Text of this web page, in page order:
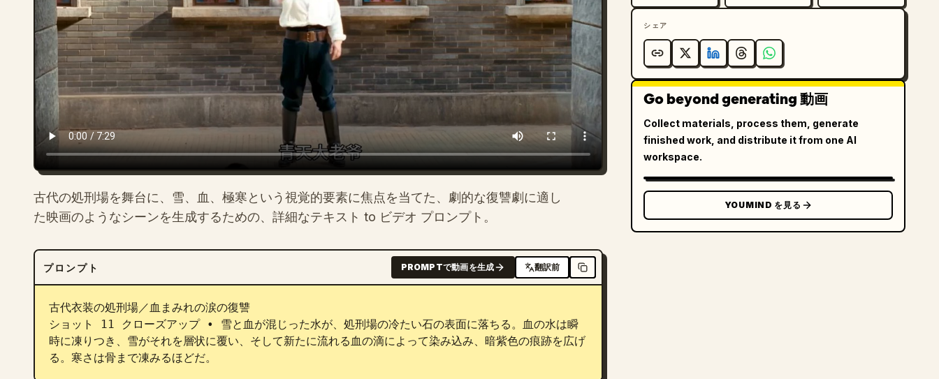
古代の処刑場を舞台に、雪、血、極寒という視覚的要素に焦点を当てた、劇的な復讐劇に適し
た映画のようなシーンを生成するための、詳細なテキスト to ビデオ プロンプト。
プロンプト PROMPTで動画を生成 翻訳前
古代衣装の処刑場／血まみれの涙の復讐
ショット 11 クローズアップ • 雪と血が混じった水が、処刑場の冷たい石の表面に落ちる。血の水は瞬
時に凍りつき、雪がそれを層状に覆い、そして新たに流れる血の滴によって染み込み、暗紫色の痕跡を広げ
る。寒さは骨まで凍みるほどだ。
シェア
Go beyond generating 動画
Collect materials, process them, generate
finished work, and distribute it from one AI
workspace.
YOUMIND を見る